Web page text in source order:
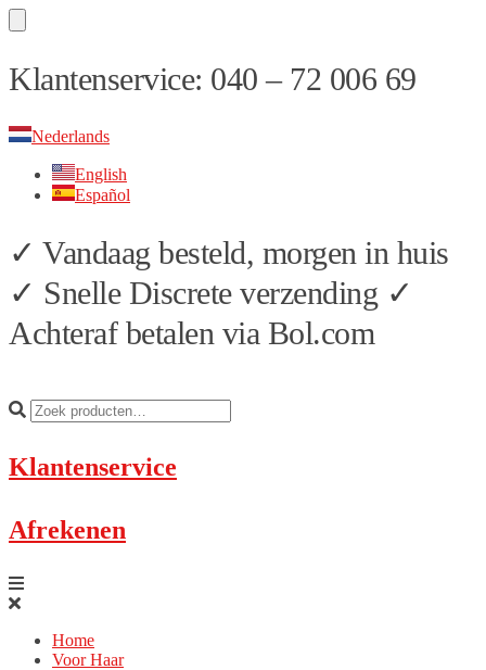
Skip
to
Skip
to
Klantenservice: 040 – 72 006 69
Nederlands
English
Español
✓ Vandaag besteld, morgen in huis
✓ Snelle Discrete verzending ✓
Achteraf betalen via Bol.com
Klantenservice
Afrekenen
Home
Voor Haar